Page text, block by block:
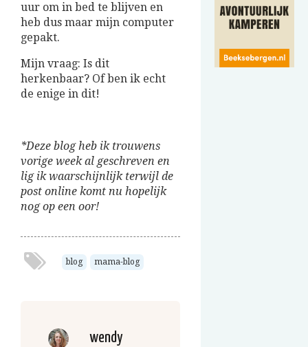
uur om in bed te blijven en
heb dus maar mijn computer
gepakt.
Mijn vraag: Is dit
herkenbaar? Of ben ik echt
de enige in dit!
*Deze blog heb ik trouwens
vorige week al geschreven en
lig ik waarschijnlijk terwijl de
post online komt nu hopelijk
nog op een oor!
blog mama-blog
wendy